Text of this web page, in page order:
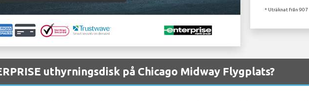
* Uträknat från
uthyrningsdisk på Chicago Midway Flygplats?